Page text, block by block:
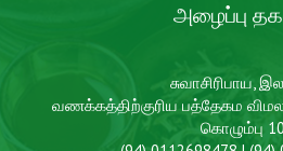
அழைப்பு
சுவாசிரிபாய,
வணக்கத்திற்குரிய பத்தேகம
கொழும்பு 10